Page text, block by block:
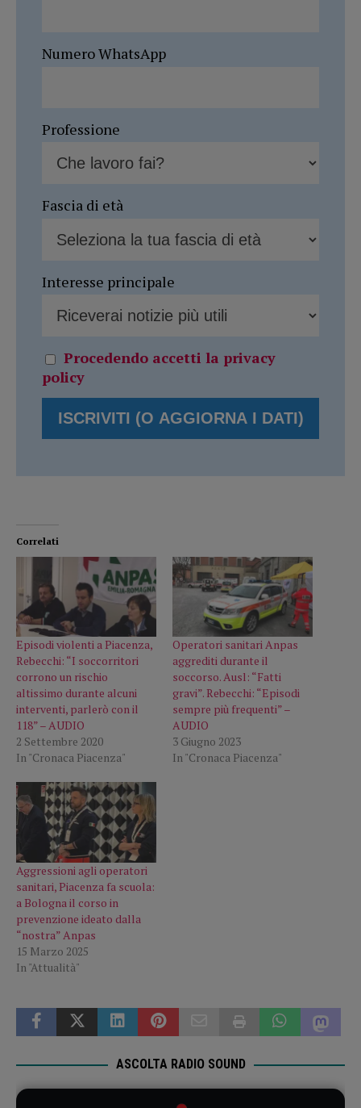
Numero WhatsApp
Professione
Fascia di età
Interesse principale
Procedendo accetti la privacy
policy
Correlati
Episodi violenti a Piacenza,
Rebecchi: “I soccorritori
corrono un rischio
altissimo durante alcuni
interventi, parlerò con il
118” – AUDIO
2 Settembre 2020
In "Cronaca Piacenza"
Operatori sanitari Anpas
aggrediti durante il
soccorso. Ausl: “Fatti
gravi”. Rebecchi: “Episodi
sempre più frequenti” –
AUDIO
3 Giugno 2023
In "Cronaca Piacenza"
Aggressioni agli operatori
sanitari, Piacenza fa scuola:
a Bologna il corso in
prevenzione ideato dalla
“nostra” Anpas
15 Marzo 2025
In "Attualità"
ASCOLTA RADIO SOUND